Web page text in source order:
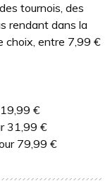
tournois, des
rendant dans la
choix, entre 7,99 €
€
31,99 €
79,99 €